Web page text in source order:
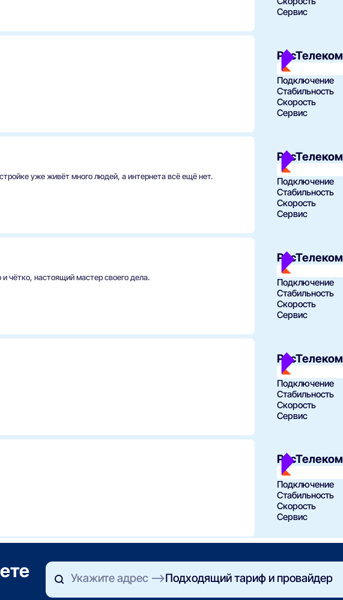
Сервис
РосТелеком
Подключение
Стабильность
Скорость
Сервис
уже живёт много людей, а интернета всё ещё нет.
РосТелеком
Подключение
Стабильность
Скорость
Сервис
чётко, настоящий мастер своего дела.
РосТелеком
Подключение
Стабильность
Скорость
Сервис
РосТелеком
Подключение
Стабильность
Скорость
Сервис
РосТелеком
Подключение
Стабильность
Скорость
Сервис
Укажите адрес Подходящий тариф и провайдер